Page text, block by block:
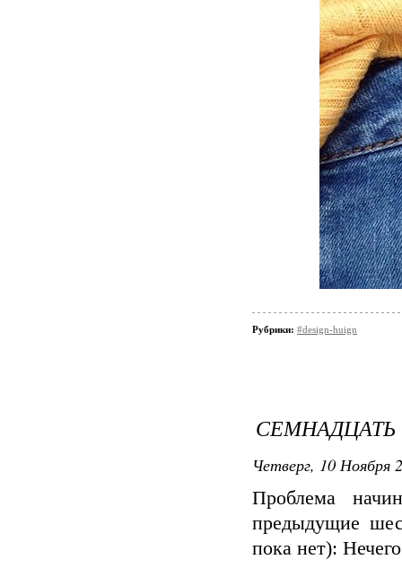
Рубрики: #design-huign
СЕМНАДЦАТЬ
Четверг, 10 Ноября
Проблема
предыдущие
пока нет):